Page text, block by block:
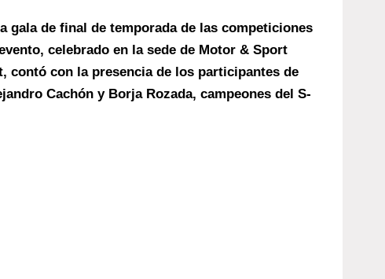
gala de final de temporada de las competiciones
celebrado en la sede de Motor & Sport
contó con la presencia de los participantes de
Cachón y Borja Rozada, campeones del S-